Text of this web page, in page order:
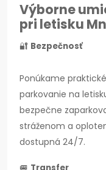
Výborne
pri letisku
🔐 Bezpečnosť
Ponúkame
parkovanie na
bezpečne
stráženom a
dostupná 24/7.